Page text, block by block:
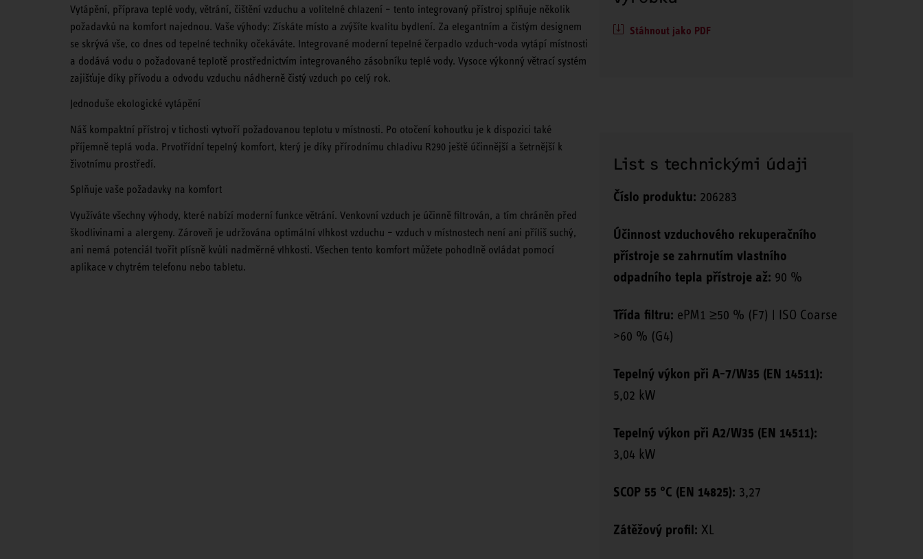
Vytápění, příprava teplé vody, větrání, čištění vzduchu a volitelné chlazení – tento integrovaný přístroj splňuje několik
požadavků na komfort najednou. Vaše výhody: Získáte místo a zvýšíte kvalitu bydlení. Za elegantním a čistým designem
se skrývá vše, co dnes od tepelné techniky očekáváte. Integrované moderní tepelné čerpadlo vzduch-voda vytápí místnosti
a dodává vodu o požadované teplotě prostřednictvím integrovaného zásobníku teplé vody. Vysoce výkonný větrací systém
zajišťuje díky přívodu a odvodu vzduchu nádherně čistý vzduch po celý rok.
Jednoduše ekologické vytápění
Náš kompaktní přístroj v tichosti vytvoří požadovanou teplotu v místnosti. Po otočení kohoutku je k dispozici také
příjemně teplá voda. Prvotřídní tepelný komfort, který je díky přírodnímu chladivu R290 ještě účinnější a šetrnější k
životnímu prostředí.
Splňuje vaše požadavky na komfort
Využíváte všechny výhody, které nabízí moderní funkce větrání. Venkovní vzduch je účinně filtrován, a tím chráněn před
škodlivinami a alergeny. Zároveň je udržována optimální vlhkost vzduchu – vzduch v místnostech není ani příliš suchý,
ani nemá potenciál tvořit plísně kvůli nadměrné vlhkosti. Všechen tento komfort můžete pohodlně ovládat pomocí
aplikace v chytrém telefonu nebo tabletu.
Stáhnout jako PDF
List s technickými údaji
Číslo produktu: 206283
Účinnost vzduchového rekuperačního
přístroje se zahrnutím vlastního
odpadního tepla přístroje až: 90 %
Třída filtru: ePM1 ≥50 % (F7) | ISO Coarse
>60 % (G4)
Tepelný výkon při A-7/W35 (EN 14511):
5,02 kW
Tepelný výkon při A2/W35 (EN 14511):
3,04 kW
SCOP 55 °C (EN 14825): 3,27
Zátěžový profil: XL